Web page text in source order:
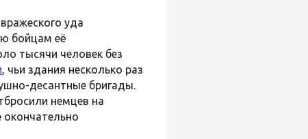
уда
бойцам её
тысячи человек без
, чьи здания несколько раз
десантные бригады.
немцев на
окончательно